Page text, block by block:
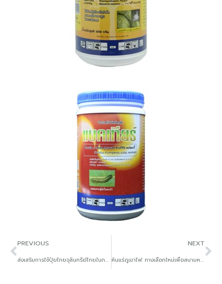
PREVIOUS
ส่งเสริมการใช้ปุ๋ยไทยจุลินทรีย์ไทยในการผลิตเกษตรปลอดสารพิษ
NEXT
หินแร่ภูเขาไฟ: ทางเลือกใหม่เพื่อสนามหญ้าเขียวทนและยาวนาน ประหยัดปุ๋ย ประหยัดเงิน